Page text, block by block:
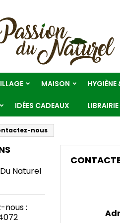
MAISON HYGIÈNE
IDÉES CADEAUX LIBRAIRIE
nous
Naturel
nous :
add_circle_outline